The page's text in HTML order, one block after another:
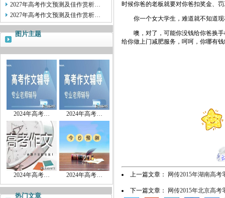
2027年高考作文预测及佳作赏析…
2027年高考作文预测及佳作赏析…
图片主题
2024年高考… 2024年高考…
2024年高考… 2024年高考…
热门文章
时候你爸的老板就要对你爸扣奖金、
你一个女大学生，难道就不知道现
噢，对了，可能你没钱给你爸换手
给你做上门减肥服务，呵呵，你哪有
上一篇文章： 网传2015年湖南高
下一篇文章： 网传2015年北京高